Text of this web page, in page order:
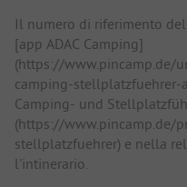
Il numero di riferimento
[app ADAC Camping]
(https://www.pincamp.de/
camping-stellplatzfuehrer-
Camping- und
(https://www.pincamp.de/
stellplatzfuehrer) e nella
l'intinerario.